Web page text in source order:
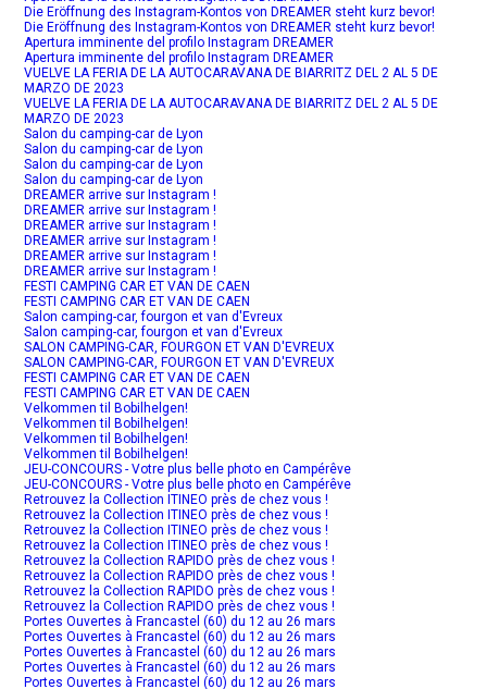
Die Eröffnung des Instagram-Kontos von DREAMER steht kurz bevor!
Die Eröffnung des Instagram-Kontos von DREAMER steht kurz bevor!
Apertura imminente del profilo Instagram DREAMER
Apertura imminente del profilo Instagram DREAMER
VUELVE LA FERIA DE LA AUTOCARAVANA DE BIARRITZ DEL 2 AL 5 DE
MARZO DE 2023
VUELVE LA FERIA DE LA AUTOCARAVANA DE BIARRITZ DEL 2 AL 5 DE
MARZO DE 2023
Salon du camping-car de Lyon
Salon du camping-car de Lyon
Salon du camping-car de Lyon
Salon du camping-car de Lyon
DREAMER arrive sur Instagram !
DREAMER arrive sur Instagram !
DREAMER arrive sur Instagram !
DREAMER arrive sur Instagram !
DREAMER arrive sur Instagram !
DREAMER arrive sur Instagram !
FESTI CAMPING CAR ET VAN DE CAEN
FESTI CAMPING CAR ET VAN DE CAEN
Salon camping-car, fourgon et van d'Evreux
Salon camping-car, fourgon et van d'Evreux
SALON CAMPING-CAR, FOURGON ET VAN D'EVREUX
SALON CAMPING-CAR, FOURGON ET VAN D'EVREUX
FESTI CAMPING CAR ET VAN DE CAEN
FESTI CAMPING CAR ET VAN DE CAEN
Velkommen til Bobilhelgen!
Velkommen til Bobilhelgen!
Velkommen til Bobilhelgen!
Velkommen til Bobilhelgen!
JEU-CONCOURS - Votre plus belle photo en Campérêve
JEU-CONCOURS - Votre plus belle photo en Campérêve
Retrouvez la Collection ITINEO près de chez vous !
Retrouvez la Collection ITINEO près de chez vous !
Retrouvez la Collection ITINEO près de chez vous !
Retrouvez la Collection ITINEO près de chez vous !
Retrouvez la Collection RAPIDO près de chez vous !
Retrouvez la Collection RAPIDO près de chez vous !
Retrouvez la Collection RAPIDO près de chez vous !
Retrouvez la Collection RAPIDO près de chez vous !
Portes Ouvertes à Francastel (60) du 12 au 26 mars
Portes Ouvertes à Francastel (60) du 12 au 26 mars
Portes Ouvertes à Francastel (60) du 12 au 26 mars
Portes Ouvertes à Francastel (60) du 12 au 26 mars
Portes Ouvertes à Francastel (60) du 12 au 26 mars